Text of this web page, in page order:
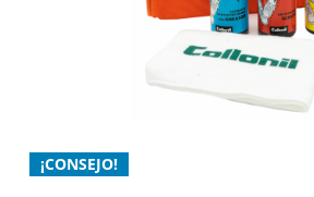
¡CONSEJO!
Limpieza, frescura y protección
fácil y sin complicaciones de
con ingredientes naturales